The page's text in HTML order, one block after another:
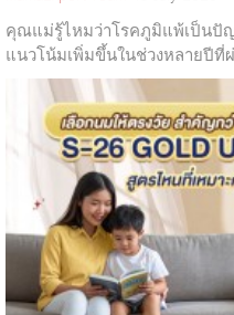
คุณแม่รู้ไหมว่าโรคภูมิแพ้เป็นปั
แนวโน้มเพิ่มขึ้นในช่วงหลายปีที่
ตั้งแต่ระยะแรกสามารถช่วยใ
จะดีกว่าไห...